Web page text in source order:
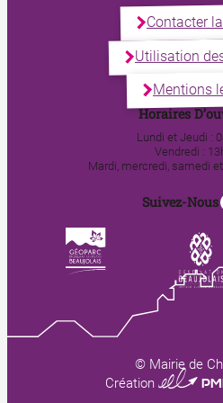
Contacter
Utilisation
Mentions
Horaires
Lundi et Jeudi :
Vendredi :
Mardi, mercredi, samedi
Suivez-Nous
© Mairie de
Création 0123